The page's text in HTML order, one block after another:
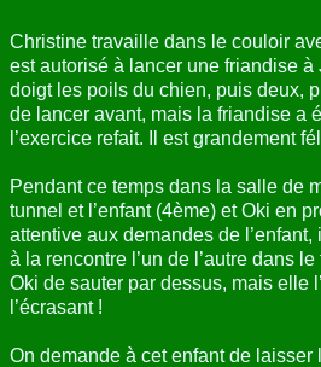
Christine travaille dans le couloir
est autorisé à lancer une friandise à
doigt les poils du chien, puis deux,
de lancer avant, mais la friandise a
l’exercice refait. Il est grandement
Pendant ce temps dans la salle de
tunnel et l’enfant (4ème) et Oki en
attentive aux demandes de
à la rencontre l’un de l’autre dans
Oki de sauter par dessus, mais elle
l’écrasant !
On demande à cet enfant de laisser